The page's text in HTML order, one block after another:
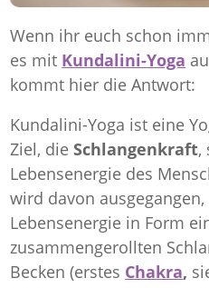
Wenn ihr euch schon
es mit Kundalini-Yoga
kommt hier die Antwort:
Kundalini-Yoga ist eine
Ziel, dieSchlangenkraft,
Lebensenergie des
wird davon
Lebensenergie in Form
zusammengerollten
Becken (erstes Chakra,